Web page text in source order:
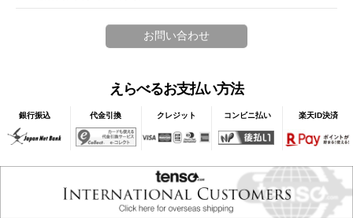
えらべるお支払い方法
銀行振込 代金引換 クレジット コンビニ払い 楽天ID決済